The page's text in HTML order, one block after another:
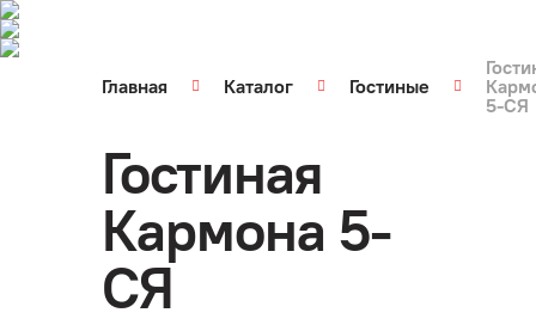
Главная Каталог Гостиные
5-СЯ
Гостиная
Кармона 5-
СЯ